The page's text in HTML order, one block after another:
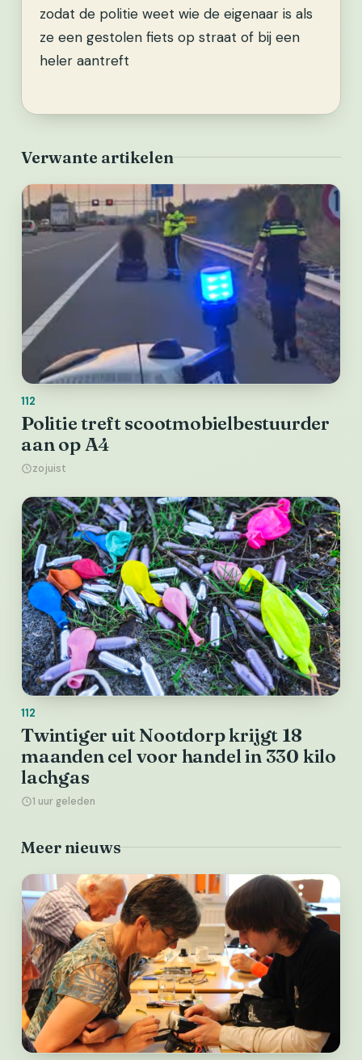
zodat de politie weet wie de eigenaar is als
ze een gestolen fiets op straat of bij een
heler aantreft
Verwante artikelen
112
Politie treft scootmobielbestuurder
aan op A4
zojuist
112
Twintiger uit Nootdorp krijgt 18
maanden cel voor handel in 330 kilo
lachgas
1 uur geleden
Meer nieuws